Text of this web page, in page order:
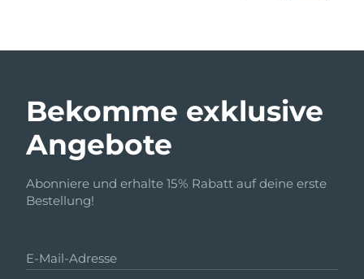
Bekomme exklusive
Angebote
Abonniere und erhalte 15% Rabatt auf deine erste
Bestellung!
E-Mail-Adresse